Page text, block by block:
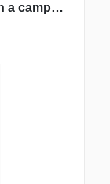
a camper